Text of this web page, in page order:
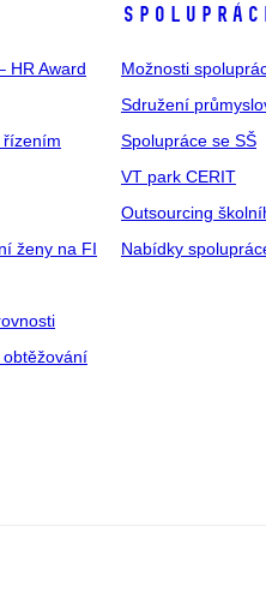
HR Award
řízením
ženy na FI
Možnosti
Sdružení
Spolupráce se SŠ
VT park CERIT
Outsourcing
Nabídky